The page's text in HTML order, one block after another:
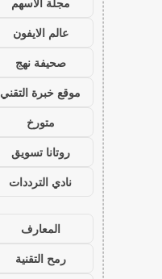
عالم الايفون
صحيفة نهج
موقع خبرة التقني
متورخ
روتانا تسويق
نادي الترددات
المعارف
رمح التقنية